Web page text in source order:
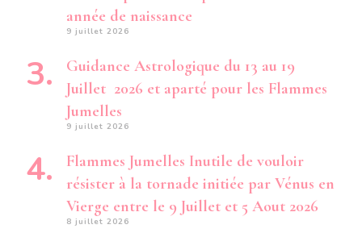
année de naissance
9 juillet 2026
Guidance Astrologique du 13 au 19
Juillet 2026 et aparté pour les Flammes
Jumelles
9 juillet 2026
Flammes Jumelles Inutile de vouloir
résister à la tornade initiée par Vénus en
Vierge entre le 9 Juillet et 5 Aout 2026
8 juillet 2026